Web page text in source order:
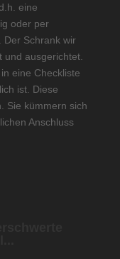
d.h. eine
oder per
Der Schrank wir
ausgerichtet.
eine Checkliste
ist. Diese
Sie kümmern sich
Anschluss